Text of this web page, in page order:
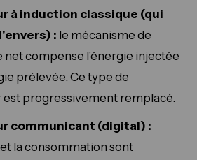
à induction classique (qui
: le mécanisme de
net compense l'énergie injectée
prélevée. Ce type de
progressivement remplacé.
communicant (digital) :
la consommation sont